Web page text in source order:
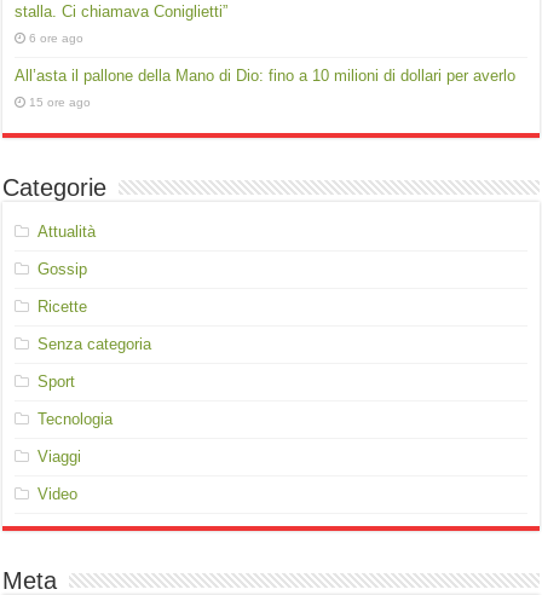
stalla. Ci chiamava Coniglietti”
6 ore ago
All’asta il pallone della Mano di Dio: fino a 10 milioni di dollari per averlo
15 ore ago
Categorie
Attualità
Gossip
Ricette
Senza categoria
Sport
Tecnologia
Viaggi
Video
Meta